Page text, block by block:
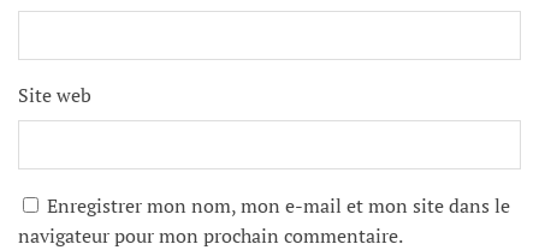
Site web
Enregistrer mon nom, mon e-mail et mon site dans le
navigateur pour mon prochain commentaire.